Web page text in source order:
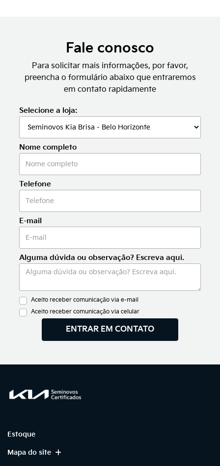
Fale conosco
Para solicitar mais informações, por favor,
preencha o formulário abaixo que entraremos
em contato rapidamente
Selecione a loja:
Nome completo
Telefone
E-mail
Alguma dúvida ou observação? Escreva aqui.
Aceito receber comunicação via e-mail
Aceito receber comunicação via celular
ENTRAR EM CONTATO
Estoque
Mapa do site